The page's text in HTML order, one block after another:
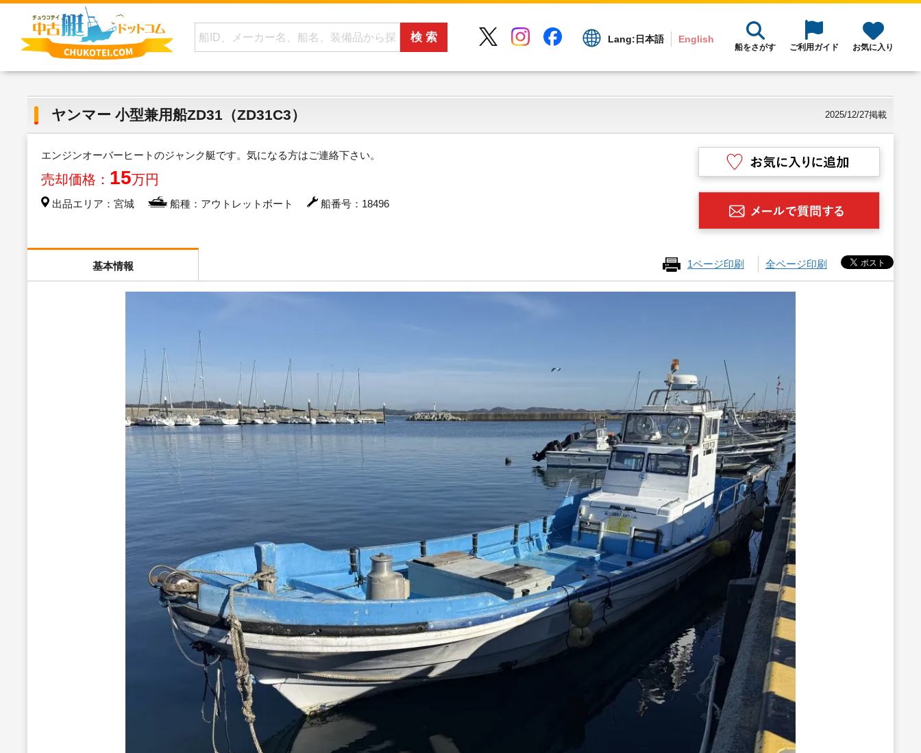
Lang: 日本語 English
船をさがす ご利用ガイド お気に入り
ヤンマー 小型兼用船ZD31（ZD31C3） 2025/12/27掲載
エンジンオーバーヒートのジャンク艇です。気になる方はご連絡下さい。
売却価格： 15万円
出品エリア：宮城 船種：アウトレットボート 船番号：18496
基本情報 1ページ印刷 全ページ印刷